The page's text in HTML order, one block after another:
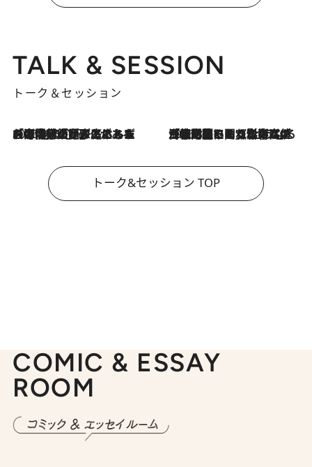
TALK & SESSION
トーク＆セッション
2026.8.3
「今後値上げがあるとすれば…」「リスクがあるのは今年の冬」エネルギー専門家が語る、ホルムズ海峡封鎖が家庭にもたらす“ある心配” 2026.8.3
「住宅建てられない…」「サーチャージ料の高値が続いている」ホルムズ海峡封鎖による影響はいつまで続く？《エネルギー専門家に聞く“どうなる日本の暮らし”》
トーク&セッション TOP
COMIC & ESSAY
ROOM